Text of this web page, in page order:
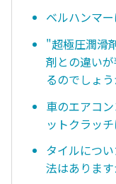
ベルハンマ
"超極圧潤滑
剤との違い
るのでしょ
車のエアコ
ットクラッ
タイルにつ
法はあります